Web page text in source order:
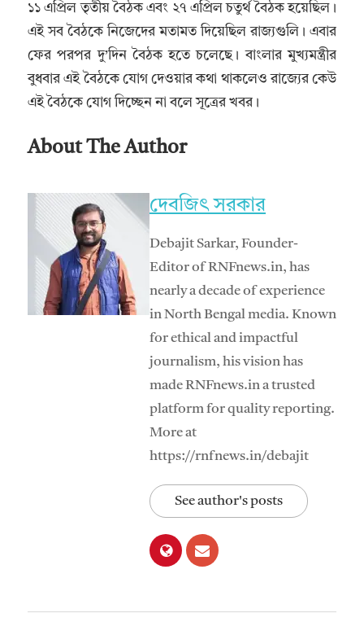
১১ এপ্রিল তৃতীয় বৈঠক এবং ২৭ এপ্রিল চতুর্থ বৈঠক হয়েছিল।
এই সব বৈঠকে নিজেদের মতামত দিয়েছিল রাজ্যগুলি। এবার
ফের পরপর দু’দিন বৈঠক হতে চলেছে। বাংলার মুখ্যমন্ত্রীর
বুধবার এই বৈঠকে যোগ দেওয়ার কথা থাকলেও রাজ্যের কেউ
এই বৈঠকে যোগ দিচ্ছেন না বলে সূত্রের খবর।
About The Author
দেবজিৎ সরকার
Debajit Sarkar, Founder-
Editor of RNFnews.in, has
nearly a decade of experience
in North Bengal media. Known
for ethical and impactful
journalism, his vision has
made RNFnews.in a trusted
platform for quality reporting.
More at
https://rnfnews.in/debajit
See author's posts